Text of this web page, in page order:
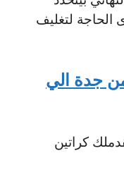
لتغليف
جدة الي
كراتين